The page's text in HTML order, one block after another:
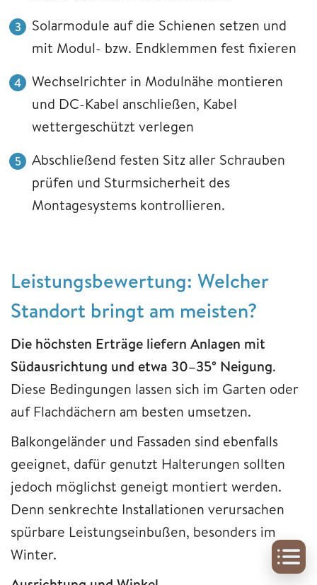
Solarmodule auf die Schienen setzen und
mit Modul- bzw. Endklemmen fest fixieren
Wechselrichter in Modulnähe montieren
und DC-Kabel anschließen, Kabel
wettergeschützt verlegen
Abschließend festen Sitz aller Schrauben
prüfen und Sturmsicherheit des
Montagesystems kontrollieren.
Leistungsbewertung: Welcher
Standort bringt am meisten?
Die höchsten Erträge liefern Anlagen mit
Südausrichtung und etwa 30–35° Neigung.
Diese Bedingungen lassen sich im Garten oder
auf Flachdächern am besten umsetzen.
Balkongeländer und Fassaden sind ebenfalls
geeignet, dafür genutzt Halterungen sollten
jedoch möglichst geneigt montiert werden.
Denn senkrechte Installationen verursachen
spürbare Leistungseinbußen, besonders im
Winter.